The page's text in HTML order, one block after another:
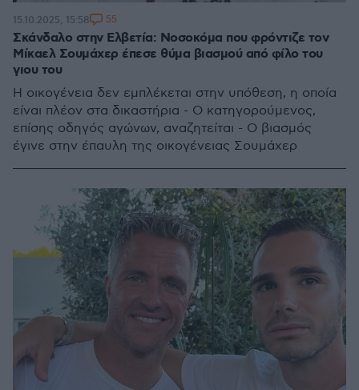
Σκάνδαλο στην Ελβετία: Νοσοκόμα που φρόντιζε τον
Μίκαελ Σουμάχερ έπεσε θύμα βιασμού από φίλο του
γιου του
Η οικογένεια δεν εμπλέκεται στην υπόθεση, η οποία
είναι πλέον στα δικαστήρια - Ο κατηγορούμενος,
επίσης οδηγός αγώνων, αναζητείται - Ο βιασμός
έγινε στην έπαυλη της οικογένειας Σουμάχερ
15.10.2025, 15:58 55